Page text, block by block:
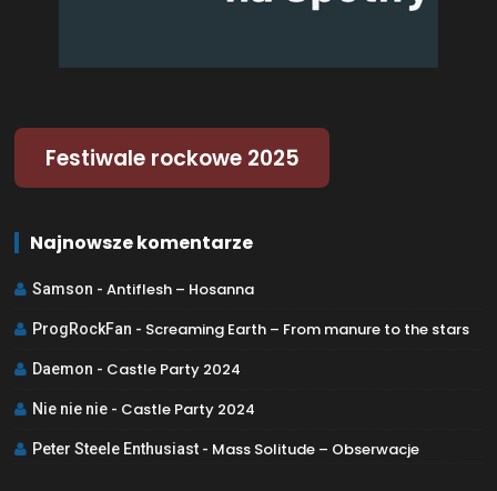
Festiwale rockowe 2025
Najnowsze komentarze
Samson -Antiflesh – Hosanna
ProgRockFan - Screaming Earth – From manure to the stars
Daemon - Castle Party 2024
Nie nie nie - Castle Party 2024
Peter Steele Enthusiast - Mass Solitude – Obserwacje